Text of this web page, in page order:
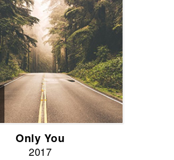
Only You
2017